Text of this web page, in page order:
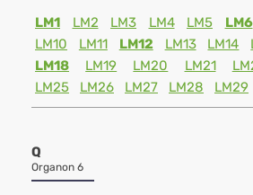
LM1
LM2 LM3 LM4 LM5 LM6
LM10
LM11 LM12 LM13 LM14
LM18
LM19 LM20 LM21
LM25
LM26 LM27 LM28 LM29
Q
Organon 6